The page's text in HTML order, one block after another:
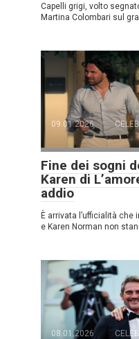
Capelli grigi, volto
Martina Colombari sul
09.01.2026
Fine dei sogni
Karen di
addio
È arrivata l’ufficialità
e Karen Norman non
08.01.2026